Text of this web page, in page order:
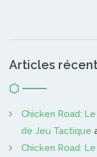
Articles
Chicken Road:
de Jeu Tactique
Chicken Road: